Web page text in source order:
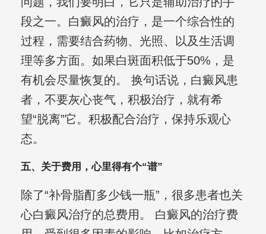
段之一。白癜风的治疗，是一个综合性的
过程，需要结合药物、光照、以及生活调
理等多方面。如果白斑面积低于50%，是
有机会尽量恢复的。 换句话说，白癜风患
者，不要灰心丧气，积极治疗，就有希
望“脱离”它。积极配合治疗，保持乐观心
态。
五、关于费用，心里得有个“谱”
除了“补骨脂酊多少钱一瓶”，很多患者也关
心白癜风治疗的总费用。 白癜风的治疗费